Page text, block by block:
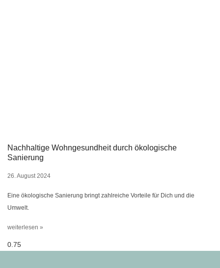
Nachhaltige Wohngesundheit durch ökologische
Sanierung
26. August 2024
Eine ökologische Sanierung bringt zahlreiche Vorteile für Dich und die
Umwelt.
weiterlesen »